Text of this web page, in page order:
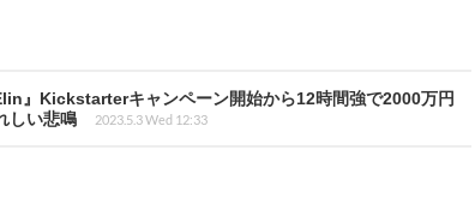
』Kickstarterキャンペーン開始から12時間強で2000万円
しい悲鳴
2023.5.3 Wed 12:33